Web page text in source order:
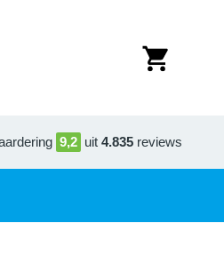
9,2 uit 4.835 reviews